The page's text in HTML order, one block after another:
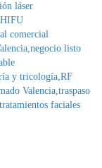
láser
HIFU
comercial
negocio listo
y tricología,RF
Valencia,traspaso
tratamientos faciales